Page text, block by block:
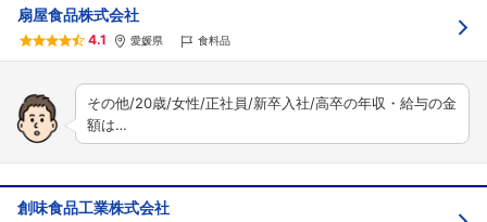
扇屋食品株式会社
4.1 愛媛県 食料品
その他/20歳/女性/正社員/新卒入社/高卒の年収・給与の金
額は…
創味食品工業株式会社